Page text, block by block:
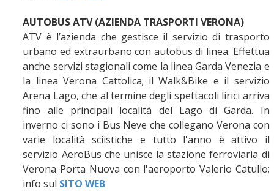
AUTOBUS ATV (AZIENDA TRASPORTI VERONA)
ATV è l’azienda che gestisce il servizio di trasporto
urbano ed extraurbano con autobus di linea. Effettua
anche servizi stagionali come la linea Garda Venezia e
la linea Verona Cattolica; il Walk&Bike e il servizio
Arena Lago, che al termine degli spettacoli lirici arriva
fino alle principali località del Lago di Garda. In
inverno ci sono i Bus Neve che collegano Verona con
varie località sciistiche e tutto l'anno è attivo il
servizio AeroBus che unisce la stazione ferroviaria di
Verona Porta Nuova con l'aeroporto Valerio Catullo;
info sul SITO WEB